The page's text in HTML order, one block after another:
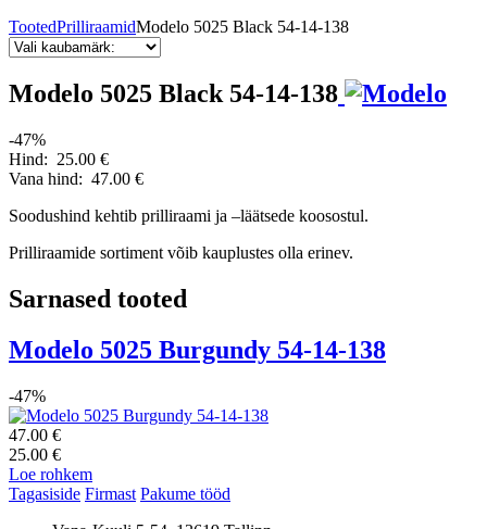
TootedPrilliraamidModelo 5025 Black 54-14-138
Modelo 5025 Black 54-14-138
-47%
Hind: 25.00 €
Vana hind: 47.00 €
Soodushind kehtib prilliraami ja –läätsede koosostul.
Prilliraamide sortiment võib kauplustes olla erinev.
Sarnased tooted
Modelo 5025 Burgundy 54-14-138
-47%
47.00 €
25.00 €
Loe rohkem
Tagasiside Firmast Pakume tööd